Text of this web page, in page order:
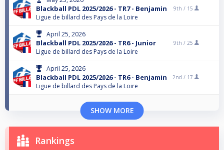
Blackball PDL 2025/2026 - TR7 - Benjamin
Ligue de billard des Pays de la Loire
9th / 15
April 25, 2026
Blackball PDL 2025/2026 - TR6 - Junior
Ligue de billard des Pays de la Loire
9th / 25
April 25, 2026
Blackball PDL 2025/2026 - TR6 - Benjamin
Ligue de billard des Pays de la Loire
2nd / 17
SHOW MORE
Rankings